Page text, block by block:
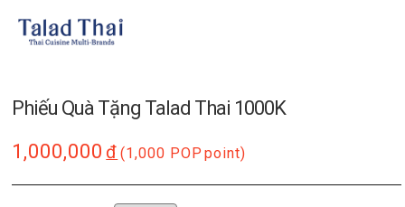
Phiếu Quà Tặng Talad Thai 1000K
1,000,000 đ (1,000 POP point)